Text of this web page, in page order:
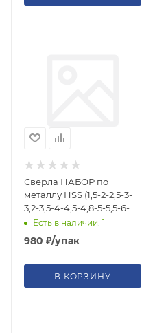
Сверла НАБОР по
металлу HSS (1,5-2-2,5-3-
3,2-3,5-4-4,5-4,8-5-5,5-6-
6,5мм) 13шт титановое
покрытие
Есть в наличии: 1
980 ₽/упак
В КОРЗИНУ